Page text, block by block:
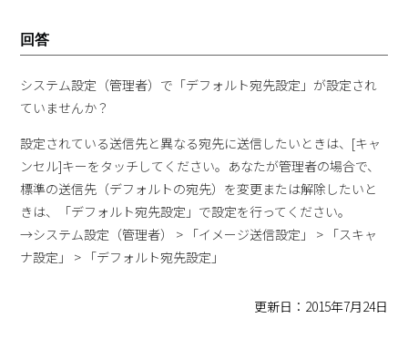
回答
システム設定（管理者）で「デフォルト宛先設定」が設定され
ていませんか？
設定されている送信先と異なる宛先に送信したいときは、[キャ
ンセル]キーをタッチしてください。あなたが管理者の場合で、
標準の送信先（デフォルトの宛先）を変更または解除したいと
きは、「デフォルト宛先設定」で設定を行ってください。
→システム設定（管理者） > 「イメージ送信設定」 > 「スキャ
ナ設定」 > 「デフォルト宛先設定」
更新日：2015年7月24日